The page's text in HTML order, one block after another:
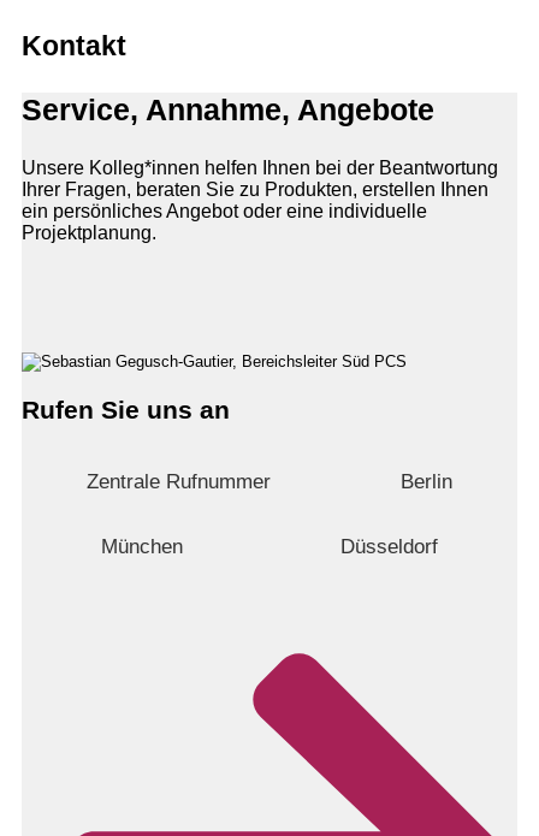
Kontakt
Service, Annahme, Angebote
Unsere Kolleg*innen helfen Ihnen bei der Beantwortung
Ihrer Fragen, beraten Sie zu Produkten, erstellen Ihnen
ein persönliches Angebot oder eine individuelle
Projektplanung.
Rufen Sie uns an
Zentrale Rufnummer Berlin
München Düsseldorf